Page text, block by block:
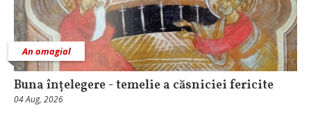
An omagial
Buna înțelegere - temelie a căsniciei fericite
04 Aug, 2026